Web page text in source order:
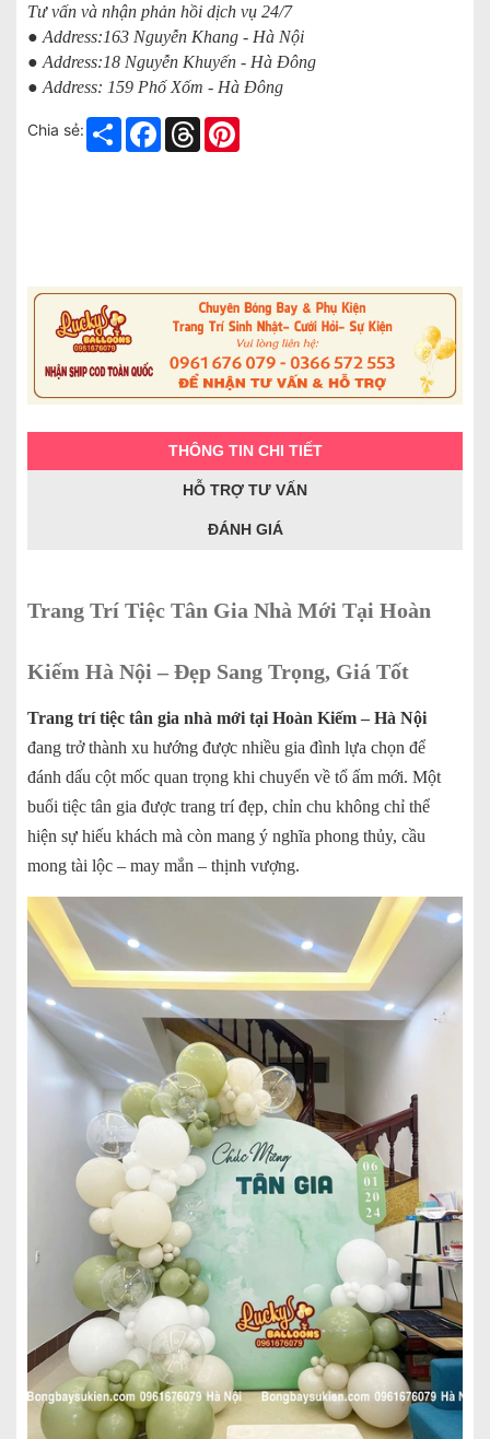
Tư vấn và nhận phản hồi dịch vụ 24/7
● Address:163 Nguyễn Khang - Hà Nội
● Address:18 Nguyễn Khuyến - Hà Đông
● Address: 159 Phố Xốm - Hà Đông
Chia sẻ: Share Facebook
Threads
THÔNG TIN CHI TIẾT
HỖ TRỢ TƯ VẤN
ĐÁNH GIÁ
Trang Trí Tiệc Tân Gia Nhà Mới Tại Hoàn
Kiếm Hà Nội – Đẹp Sang Trọng, Giá Tốt
Trang trí tiệc tân gia nhà mới tại Hoàn Kiếm – Hà Nội
đang trở thành xu hướng được nhiều gia đình lựa chọn để
đánh dấu cột mốc quan trọng khi chuyển về tổ ấm mới. Một
buổi tiệc tân gia được trang trí đẹp, chỉn chu không chỉ thể
hiện sự hiếu khách mà còn mang ý nghĩa phong thủy, cầu
mong tài lộc – may mắn – thịnh vượng.